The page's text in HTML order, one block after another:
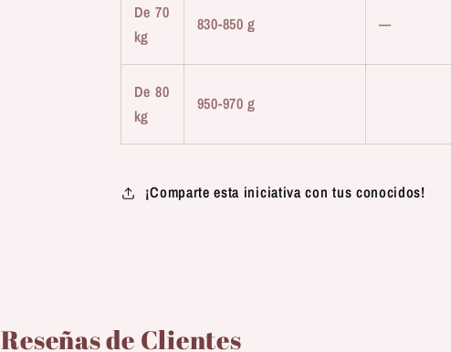
De 70
kg
830-850 g —
De 80
kg
950-970 g
¡Comparte esta iniciativa con tus conocidos!
Reseñas de Clientes